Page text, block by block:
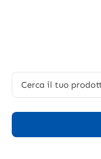
Cerca
per: